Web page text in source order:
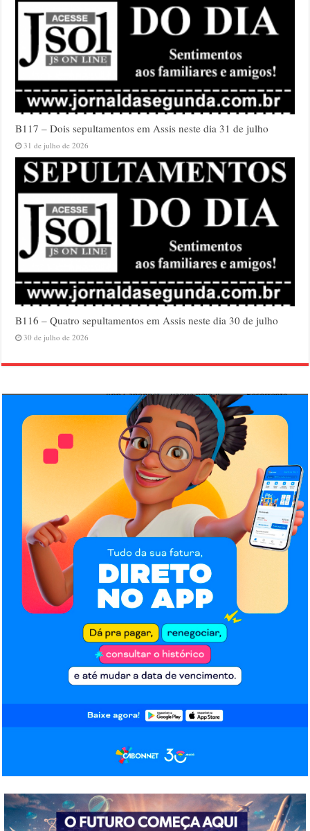
B117 – Dois sepultamentos em Assis neste dia 31 de julho
31 de julho de 2026
B116 – Quatro sepultamentos em Assis neste dia 30 de julho
30 de julho de 2026